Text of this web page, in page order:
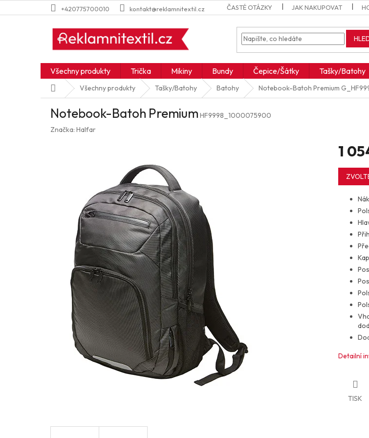
na
+420775700010 kontakt@reklamnitextil.cz ČASTÉ OTÁZKY JAK NAKUPOVAT
Všechny produkty Trička Mikiny Bundy Čepice/Šátky Tašky/Batohy
Domů Všechny produkty Tašky/Batohy Batohy Notebook-Batoh Premium
Notebook-Batoh Premium HF9998_1000075900
Značka: Halfar
1
Měrná
cena:
Detailní
TISK